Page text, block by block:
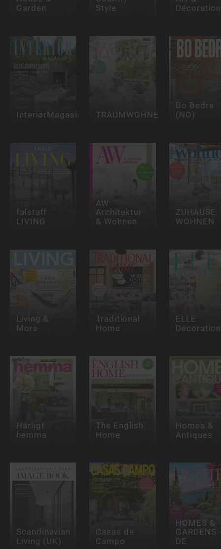
Garden
Style
Décoration
InteriørMagasinet TRAUMWOHNEN
Bo Bedre
(NO)
falstaff
LIVING
AW
Architektur
& Wohnen
ZUHAUSE
WOHNEN
Living &
More
Traditional
Home
ELLE
Decoration
Härligt
hemma
The English
Home
Homes &
Antiques
Scandinavian
Living (UK)
Casas de
Campo
HOMES &
GARDENS
DE